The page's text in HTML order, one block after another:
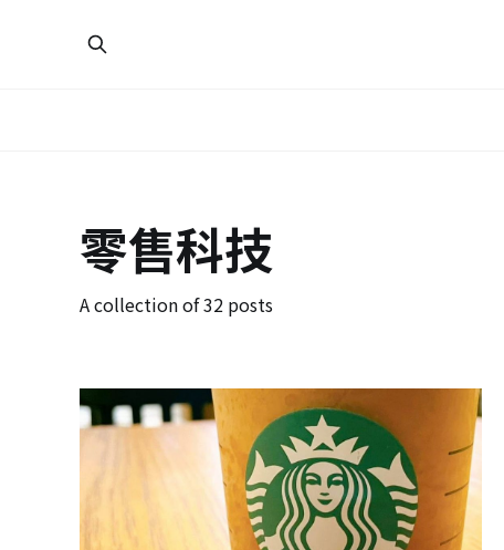
零售科技
A collection of 32 posts